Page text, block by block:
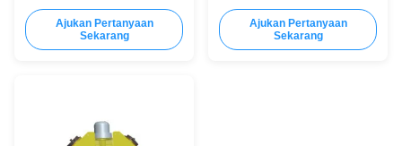
+85°C. Ringkas, berdaya
rendah (≤8W), ideal untuk ruang
angkasa, robotika, drone.
Ajukan Pertanyaan
Sekarang
Desain ringkas dan ringan
(≤1500g) dengan konsumsi
daya rendah (≤16W), ideal
Ajukan Pertanyaan
Sekarang